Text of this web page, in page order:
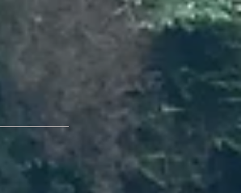
2件の記事
8件の記事
1件の記事